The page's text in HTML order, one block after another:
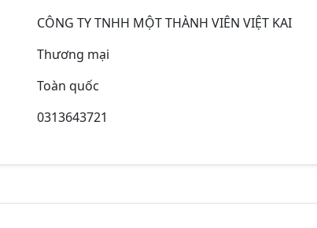
CÔNG TY TNHH MỘT THÀNH VIÊN VIỆT KAI
Thương mại
Toàn quốc
0313643721